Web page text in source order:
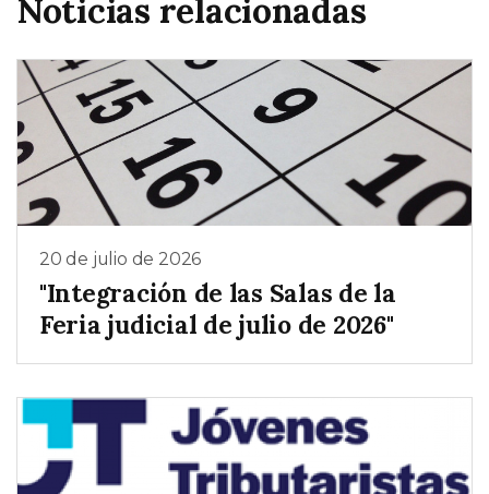
Noticias relacionadas
20 de julio de 2026
"Integración de las Salas de la
Feria judicial de julio de 2026"